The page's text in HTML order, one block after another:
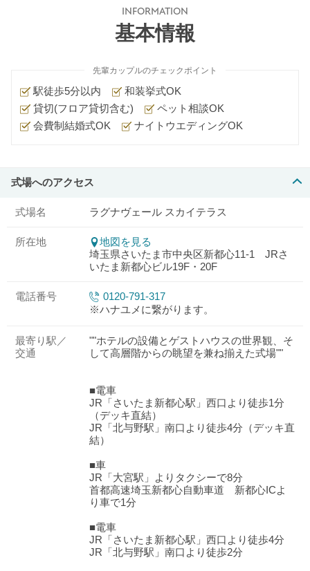
INFORMATION
基本情報
先輩カップルのチェックポイント
駅徒歩5分以内
和装挙式OK
貸切(フロア貸切含む)
ペット相談OK
会費制結婚式OK
ナイトウエディングOK
式場へのアクセス
式場名 ラグナヴェール スカイテラス
所在地
地図を見る
埼玉県さいたま市中央区新都心11-1 JRさ
いたま新都心ビル19F・20F
電話番号
0120-791-317
※ハナユメに繋がります。
最寄り駅／
交通
""ホテルの設備とゲストハウスの世界観、そ
して高層階からの眺望を兼ね揃えた式場""
■電車
JR「さいたま新都心駅」西口より徒歩1分
（デッキ直結）
JR「北与野駅」南口より徒歩4分（デッキ直
結）
■車
JR「大宮駅」よりタクシーで8分
首都高速埼玉新都心自動車道 新都心ICよ
り車で1分
■電車
JR「さいたま新都心駅」西口より徒歩4分
JR「北与野駅」南口より徒歩2分